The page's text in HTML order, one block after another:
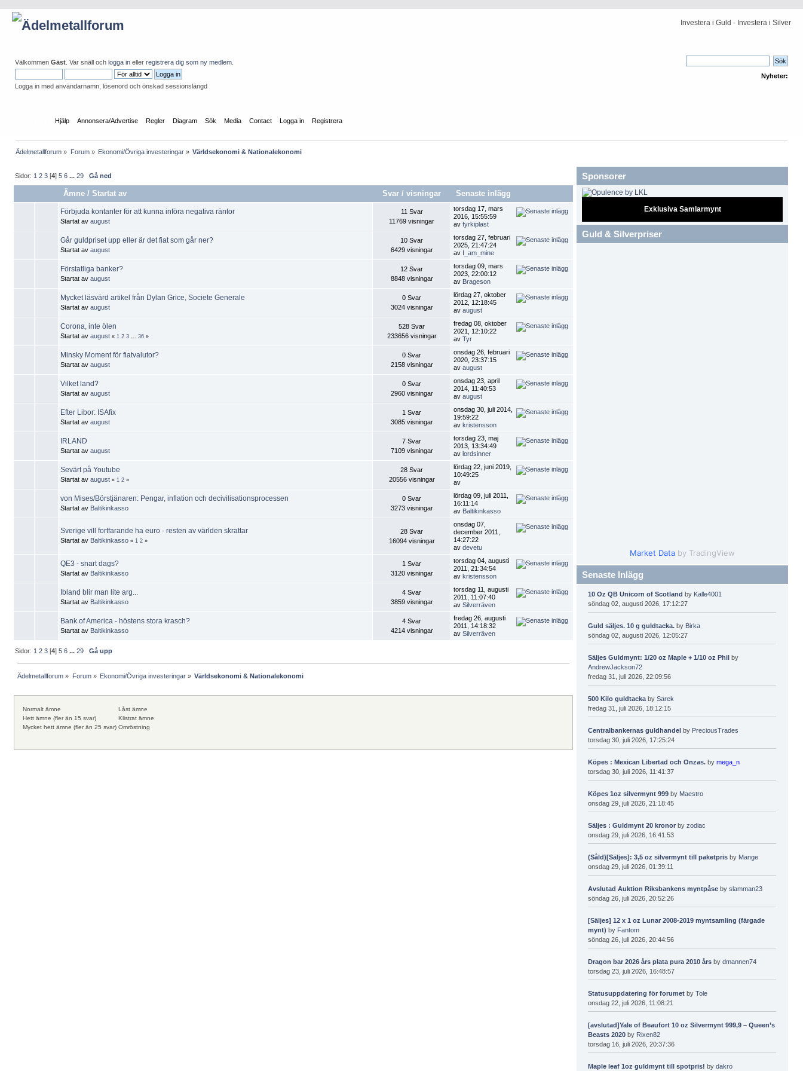
Investera i Guld - Investera i Silver
Välkommen Gäst . Var snäll och logga in eller registrera dig som ny medlem
Logga in med användarnamn, lösenord och önskad sessionslängd
Nyheter:
Hjälp Annonsera/Advertise Regler Diagram Sök Media Contact Logga in Registrera
Ädelmetallforum » Forum» Ekonomi/Övriga investeringar» Världsekonomi & Nationalekonomi
Sidor: 1 2 3 [4]5 6 ...29 Gå ned
Ämne /Startat av Svar/ visningar Senaste inlägg
Förbjuda kontanter för att kunna införa negativa räntor
Startat av august
11 Svar
11769 visningar
torsdag 17, mars
2016, 15:55:59
av fyrkiplast
Går guldpriset upp eller är det fiat som går ner?
Startat av august
10 Svar
6429 visningar
torsdag 27, februari
2025, 21:47:24
av I_am_mine
Förstatliga banker?
Startat av august
12 Svar
8848 visningar
torsdag 09, mars
2023, 22:00:12
av Brageson
Mycket läsvärd artikel från Dylan Grice, Societe Generale
Startat av august
0 Svar
3024 visningar
lördag 27, oktober
2012, 12:18:45
av august
Corona, inte ölen
Startat av august « 1 2 3 36 »
528 Svar
233656 visningar
fredag 08, oktober
2021, 12:10:22
av Tyr
Minsky Moment för fiatvalutor?
Startat av august
0 Svar
2158 visningar
onsdag 26, februari
2020, 23:37:15
av august
Vilket land?
Startat av august
0 Svar
2960 visningar
onsdag 23, april
2014, 11:40:53
av august
Efter Libor: ISAfix
Startat av august
1 Svar
3085 visningar
onsdag 30, juli 2014,
19:59:22
av kristensson
IRLAND
Startat av august
7 Svar
7109 visningar
torsdag 23, maj
2013, 13:34:49
av lordsinner
Sevärt på Youtube
Startat av august « 1 2 »
28 Svar
20556 visningar
lördag 22, juni 2019,
10:49:25
av
von Mises/Börstjänaren: Pengar, inflation och decivilisationsprocessen
Startat av Baltikinkasso
0 Svar
3273 visningar
lördag 09, juli 2011,
16:11:14
av Baltikinkasso
Sverige vill fortfarande ha euro - resten av världen skrattar
Startat av Baltikinkasso « 1 2 »
28 Svar
16094 visningar
onsdag 07,
december 2011,
14:27:22
av devetu
QE3 - snart dags?
Startat av Baltikinkasso
1 Svar
3120 visningar
torsdag 04, augusti
2011, 21:34:54
av kristensson
Ibland blir man lite arg...
Startat av Baltikinkasso
4 Svar
3859 visningar
torsdag 11, augusti
2011, 11:07:40
av Silverräven
Bank of America - höstens stora krasch?
Startat av Baltikinkasso
4 Svar
4214 visningar
fredag 26, augusti
2011, 14:18:32
av Silverräven
Sidor: 1 2 3 [4]5 6 ...29 Gå upp
Ädelmetallforum » Forum» Ekonomi/Övriga investeringar» Världsekonomi & Nationalekonomi
Normalt ämne
Hett ämne (fler än 15 svar)
Mycket hett ämne (fler än 25 svar)
Låst ämne
Klistrat ämne
Omröstning
Sponsorer
Exklusiva Samlarmynt
Guld & Silverpriser
Market Data by TradingView
Senaste Inlägg
10 Oz QB Unicorn of Scotland by Kalle4001
söndag 02, augusti 2026, 17:12:27
Guld säljes. 10 g guldtacka. by Birka
söndag 02, augusti 2026, 12:05:27
Säljes Guldmynt: 1/20 oz Maple + 1/10 oz Phil by
AndrewJackson72
fredag 31, juli 2026, 22:09:56
500 Kilo guldtacka bySarek
fredag 31, juli 2026, 18:12:15
Centralbankernas guldhandel by PreciousTrades
torsdag 30, juli 2026, 17:25:24
Köpes : Mexican Libertad och Onzas. bymega_n
torsdag 30, juli 2026, 11:41:37
Köpes 1oz silvermynt 999 by Maestro
onsdag 29, juli 2026, 21:18:45
Säljes : Guldmynt 20 kronorbyzodiac
onsdag 29, juli 2026, 16:41:53
(Såld)[Säljes]: 3,5 oz silvermynt till paketpris by Mange
onsdag 29, juli 2026, 01:39:11
Avslutad Auktion Riksbankens myntpåse byslamman23
söndag 26, juli 2026, 20:52:26
[Säljes] 12 x 1 oz Lunar 2008-2019 myntsamling (färgade
mynt) by Fantom
söndag 26, juli 2026, 20:44:56
Dragon bar 2026 års plata pura 2010 års bydmannen74
torsdag 23, juli 2026, 16:48:57
Statusuppdatering för forumet byTole
onsdag 22, juli 2026, 11:08:21
[avslutad]Yale of Beaufort 10 oz Silvermynt 999,9 – Queen’s
Beasts 2020 by Rixen82
torsdag 16, juli 2026, 20:37:36
Maple leaf 1oz guldmynt till spotpris! bydakro